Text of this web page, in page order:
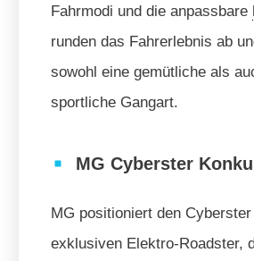
Fahrmodi und die anpassbare
runden das Fahrerlebnis ab
sowohl eine gemütliche als
sportliche Gangart.
MG Cyberster
MG positioniert den
exklusiven Elektro-Roadster,